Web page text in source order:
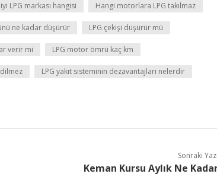
iyi LPG markası hangisi Hangi motorlara LPG takılmaz
ne kadar düşürür LPG çekişi düşürür mü
verir mi LPG motor ömrü kaç km
LPG yakıt sisteminin dezavantajları nelerdir
Sonraki
Keman Kursu Aylık Ne